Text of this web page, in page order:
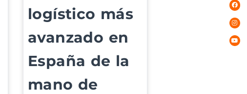
logístico más
avanzado en
España de la
mano de